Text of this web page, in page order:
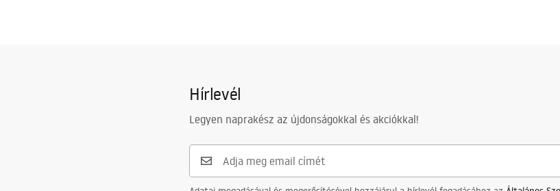
Hírlevél
Legyen naprakész az újdonságokkal és akciókkal!